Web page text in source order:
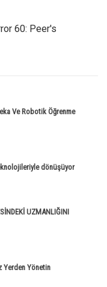
60: Peer's
Ve Robotik Öğrenme
dönüşüyor
UZMANLIĞINI
Yerden Yönetin